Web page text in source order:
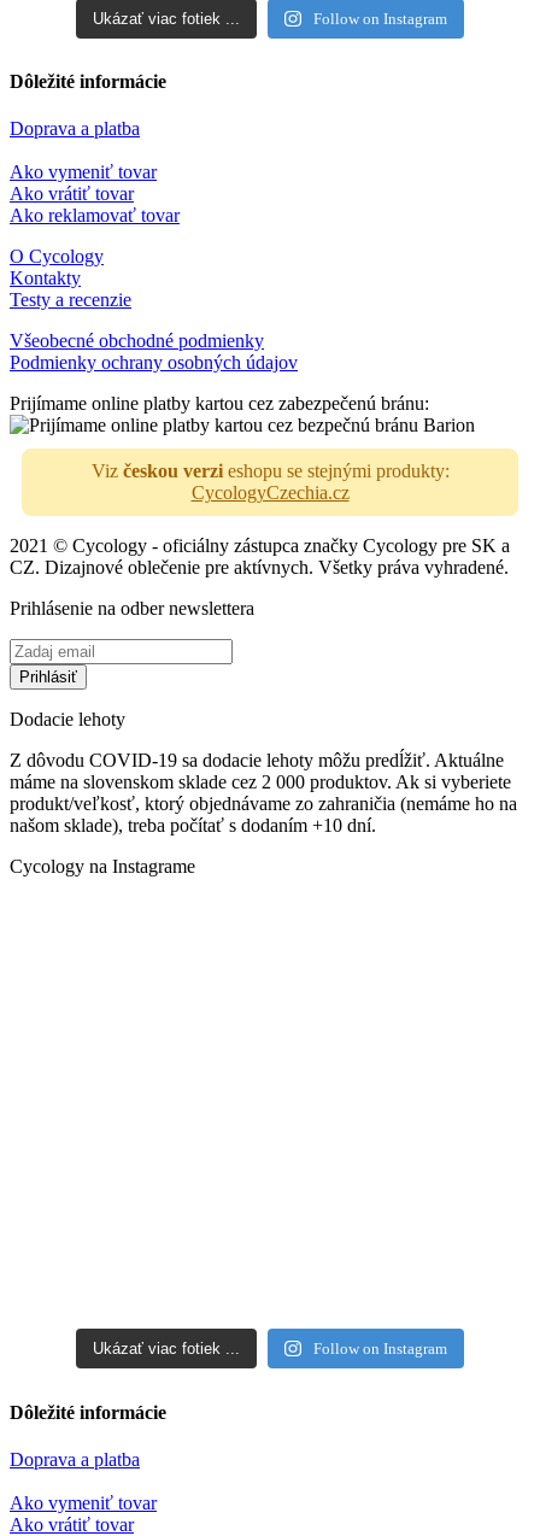
Ukázať viac fotiek ... Follow on Instagram
Dôležité informácie
Doprava a platba
Ako vymeniť tovar
Ako vrátiť tovar
Ako reklamovať tovar
O Cycology
Kontakty
Testy a recenzie
Všeobecné obchodné podmienky
Podmienky ochrany osobných údajov
Prijímame online platby kartou cez zabezpečenú bránu:
Viz českou verzieshopu se stejnými produkty:
CycologyCzechia.cz
2021 © Cycology - oficiálny zástupca značky Cycology pre SK a
CZ. Dizajnové oblečenie pre aktívnych. Všetky práva vyhradené.
Prihlásenie na odber newslettera
Dodacie lehoty
Z dôvodu COVID-19 sa dodacie lehoty môžu predĺžiť. Aktuálne
máme na slovenskom sklade cez 2 000 produktov. Ak si vyberiete
produkt/veľkosť, ktorý objednávame zo zahraničia (nemáme ho na
našom sklade), treba počítať s dodaním +10 dní.
Cycology na Instagrame
Ukázať viac fotiek ... Follow on Instagram
Dôležité informácie
Doprava a platba
Ako vymeniť tovar
Ako vrátiť tovar